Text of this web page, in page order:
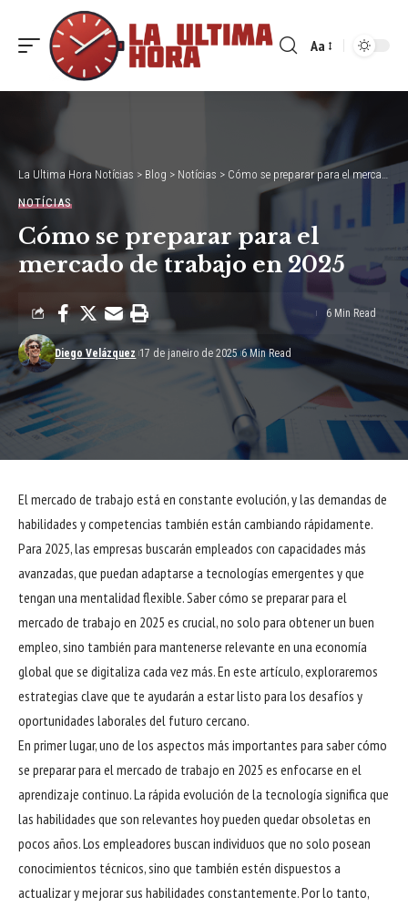
Font
Aa
La Ultima Hora Notícias > Blog > Notícias > Cómo se preparar para el mercado de trabajo en 2025
NOTÍCIAS
Cómo se preparar para el
mercado de trabajo en 2025
Diego Velázquez 17 de janeiro de 2025 6 Min Read
6 Min Read
El mercado de trabajo está en constante evolución, y las demandas de
habilidades y competencias también están cambiando rápidamente.
Para 2025, las empresas buscarán empleados con capacidades más
avanzadas, que puedan adaptarse a tecnologías emergentes y que
tengan una mentalidad flexible. Saber cómo se preparar para el
mercado de trabajo en 2025 es crucial, no solo para obtener un buen
empleo, sino también para mantenerse relevante en una economía
global que se digitaliza cada vez más. En este artículo, exploraremos
estrategias clave que te ayudarán a estar listo para los desafíos y
oportunidades laborales del futuro cercano.
En primer lugar, uno de los aspectos más importantes para saber cómo
se preparar para el mercado de trabajo en 2025 es enfocarse en el
aprendizaje continuo. La rápida evolución de la tecnología significa que
las habilidades que son relevantes hoy pueden quedar obsoletas en
pocos años. Los empleadores buscan individuos que no solo posean
conocimientos técnicos, sino que también estén dispuestos a
actualizar y mejorar sus habilidades constantemente. Por lo tanto,